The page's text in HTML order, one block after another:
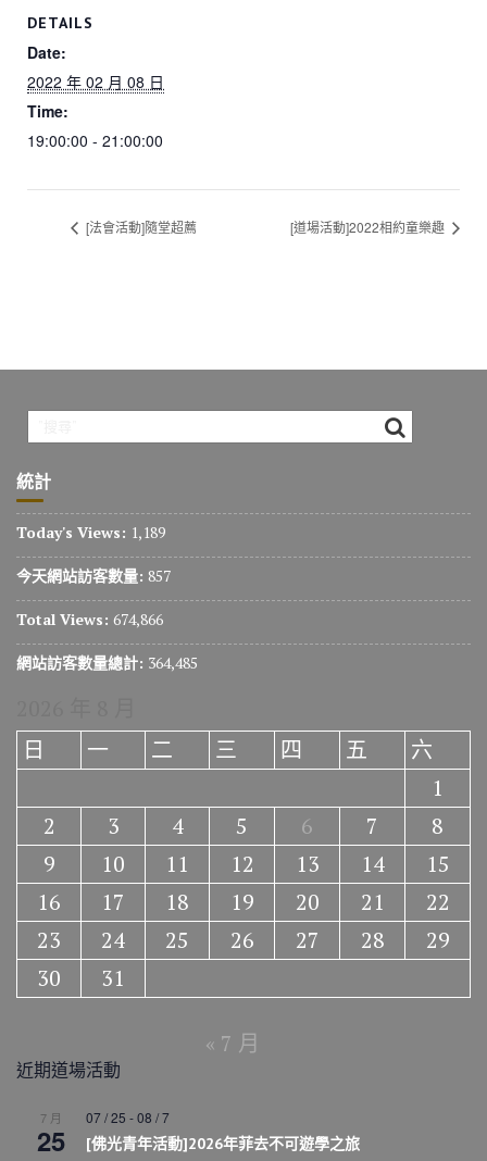
o
k
DETAILS
Date:
2022 年 02 月 08 日
Time:
19:00:00 - 21:00:00
[法會活動]隨堂超薦 [道場活動]2022相約童樂趣
統計
Today's Views: 1,189
今天網站訪客數量: 857
Total Views: 674,866
網站訪客數量總計: 364,485
日
一 二 三 四 五
六
1
2
3 4 5 6 7
8
9
10 11 12 13 14
15
16
17 18 19 20 21
22
23
24 25 26 27 28
29
30
31
« 7 月
近期道場活動
7 月
25
07 / 25 -08 / 7
[佛光青年活動]2026年菲去不可遊學之旅